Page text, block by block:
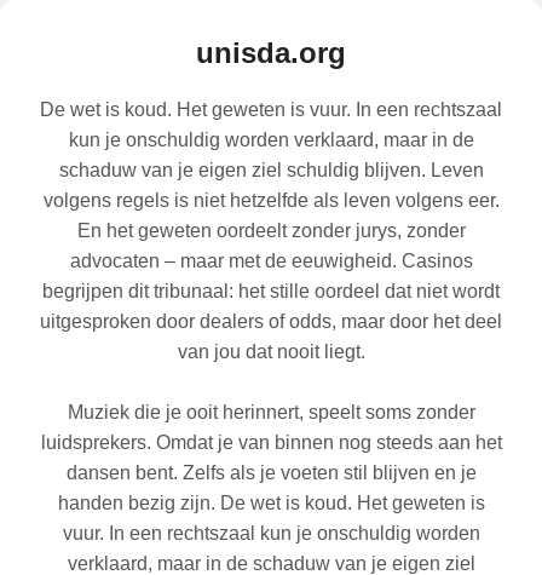
unisda.org
De wet is koud. Het geweten is vuur. In een rechtszaal
kun je onschuldig worden verklaard, maar in de
schaduw van je eigen ziel schuldig blijven. Leven
volgens regels is niet hetzelfde als leven volgens eer.
En het geweten oordeelt zonder jurys, zonder
advocaten – maar met de eeuwigheid. Casinos
begrijpen dit tribunaal: het stille oordeel dat niet wordt
uitgesproken door dealers of odds, maar door het deel
van jou dat nooit liegt.
Muziek die je ooit herinnert, speelt soms zonder
luidsprekers. Omdat je van binnen nog steeds aan het
dansen bent. Zelfs als je voeten stil blijven en je
handen bezig zijn. De wet is koud. Het geweten is
vuur. In een rechtszaal kun je onschuldig worden
verklaard, maar in de schaduw van je eigen ziel